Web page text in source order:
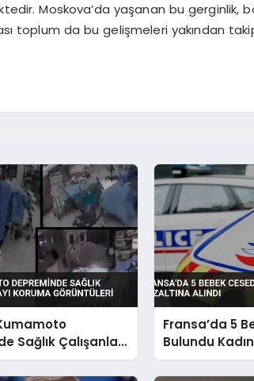
Moskova’da yaşanan bu gerginlik,
toplum da bu gelişmeleri yakından
Sağlık Çalışanları
Görüntüleri
Fransa’da 5
Bulundu
Alındı